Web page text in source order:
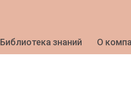
Библиотека знаний О